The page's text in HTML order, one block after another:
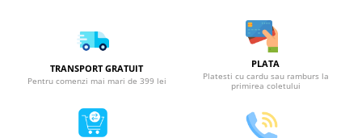
TRANSPORT GRATUIT
Pentru comenzi mai mari de 399 lei
PLATA
Platesti cu cardu sau ramburs la
primirea coletului